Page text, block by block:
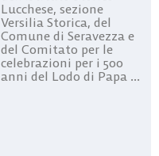
Lucchese, sezione
Versilia Storica, del
Comune di Seravezza e
del Comitato per le
celebrazioni per i 500
anni del Lodo di Papa ...